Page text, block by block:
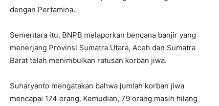
dengan Pertamina.
Sementara itu, BNPB melaporkan bencana banjir yang
menerjang Provinsi Sumatra Utara, Aceh dan Sumatra
Barat telah menimbulkan ratusan korban jiwa.
Suharyanto mengatakan bahwa jumlah korban jiwa
mencapai 174 orang. Kemudian, 79 orang masih hilang